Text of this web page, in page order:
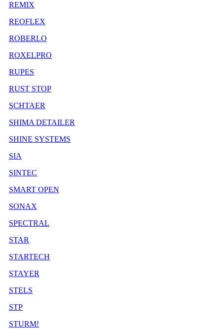
REMIX
REOFLEX
ROBERLO
ROXELPRO
RUPES
RUST STOP
SCHTAER
SHIMA DETAILER
SHINE SYSTEMS
SIA
SINTEC
SMART OPEN
SONAX
SPECTRAL
STAR
STARTECH
STAYER
STELS
STP
STURM!